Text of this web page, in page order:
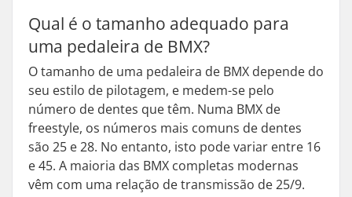
Qual é o tamanho adequado para
uma pedaleira de BMX?
O tamanho de uma pedaleira de BMX depende do
seu estilo de pilotagem, e medem-se pelo
número de dentes que têm. Numa BMX de
freestyle, os números mais comuns de dentes
são 25 e 28. No entanto, isto pode variar entre 16
e 45. A maioria das BMX completas modernas
vêm com uma relação de transmissão de 25/9.